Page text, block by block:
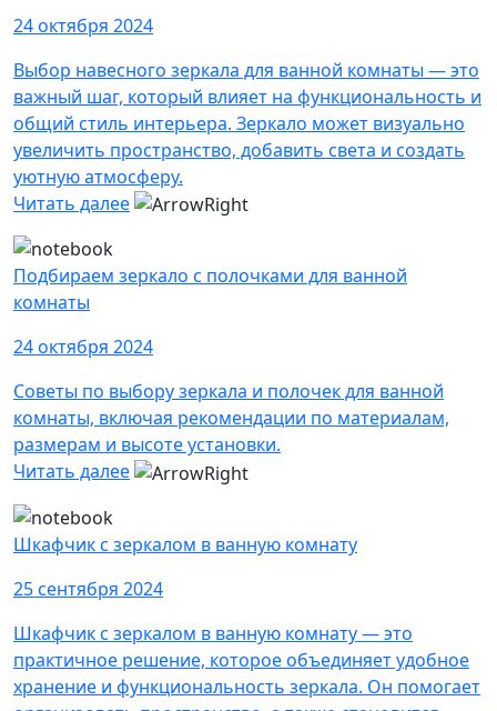
24 октября 2024
Выбор навесного зеркала для ванной комнаты — это
важный шаг, который влияет на функциональность и
общий стиль интерьера. Зеркало может визуально
увеличить пространство, добавить света и создать
уютную атмосферу.
Читать далее
Подбираем зеркало с полочками для ванной
комнаты
24 октября 2024
Советы по выбору зеркала и полочек для ванной
комнаты, включая рекомендации по материалам,
размерам и высоте установки.
Читать далее
Шкафчик с зеркалом в ванную комнату
25 сентября 2024
Шкафчик с зеркалом в ванную комнату — это
практичное решение, которое объединяет удобное
хранение и функциональность зеркала. Он помогает